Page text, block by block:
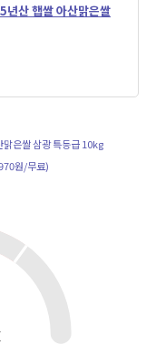
산 햅쌀 아산맑은쌀
은쌀 삼광 특등급 10kg
원/무료)